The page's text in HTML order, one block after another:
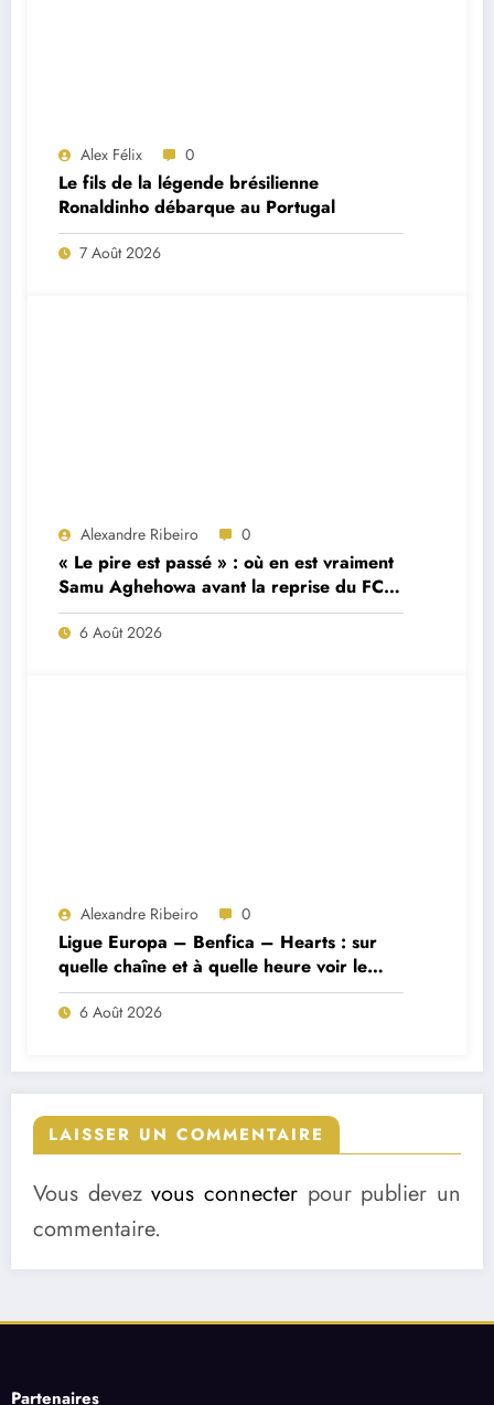
Alex Félix 0
Le fils de la légende brésilienne
Ronaldinho débarque au Portugal
7 Août 2026
Alexandre Ribeiro 0
« Le pire est passé » : où en est vraiment
Samu Aghehowa avant la reprise du FC
Porto ?
6 Août 2026
Alexandre Ribeiro 0
Ligue Europa – Benfica – Hearts : sur
quelle chaîne et à quelle heure voir le
match ?
6 Août 2026
LAISSER UN COMMENTAIRE
Vous devezvous connecter pour publier un
commentaire.
Partenaires